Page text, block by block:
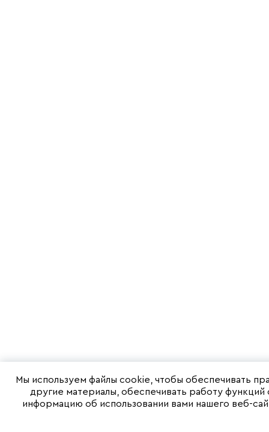
Мы используем файлы cookie, чтобы обеспечивать
другие материалы, обеспечивать работу
информацию об использовании вами нашего веб-